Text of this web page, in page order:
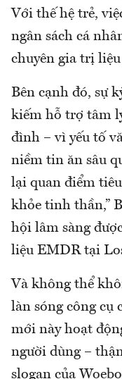
Với thế hệ trẻ,
ngân sách cá
chuyên gia trị
Bên cạnh đó, sự
kiếm hỗ trợ tâm
đình – vì yếu tố
niềm tin ăn sâu
lại quan điểm
khỏe tinh thần,”
hội lâm sàng
liệu EMDR tại
Và không thể
làn sóng công cụ
mới này hoạt
người dùng –
slogan của